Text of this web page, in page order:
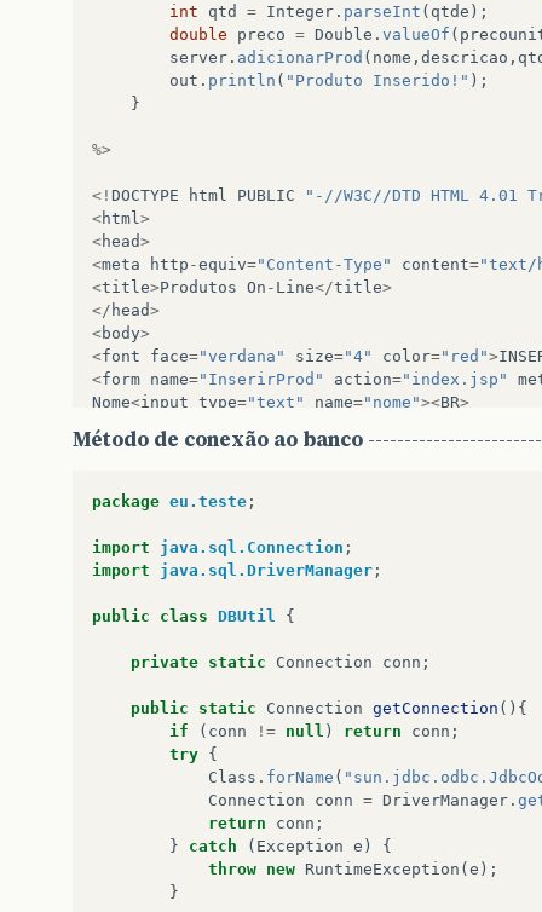
int
qtd = Integer . parseInt ( qtde );
double
preco = Double . valueOf (
server . adicionarProd ( nome , descricao ,
out . println ( "Produto Inserido!" );
}
%>
<! DOCTYPE html PUBLIC
"-//W3C//DTD HTML 4.01
<html>
<head>
<meta http -equiv="Content-Type" content="text/
<title>Produtos On - Line</title>
</ head>
<body>
<font face="verdana" size="4" color="red">
<form name="InserirProd" action="index.jsp"
Nome<input type="text" name="nome"><BR>
Descrição
Quantidade<input type="text"
<input name ="cadastrar"
</body
</html
Método de conexão ao banco
package eu.teste ;
import java.sql.Connection ;
import
java.sql.DriverManager ;
public class DBUtil {
private static Connection conn ;
public static Connection getConnection (){
if
( conn != null ) return conn ;
try {
Class . forName (
Connection
conn = DriverManager .
return
conn ;
}
catch ( Exception e )
{
throw new RuntimeException ( e );
}